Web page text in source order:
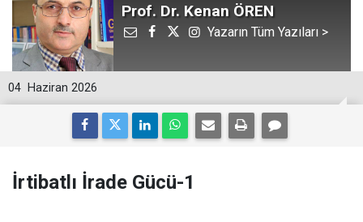
Prof. Dr. Kenan ÖREN
Yazarın Tüm Yazıları >
04 Haziran 2026
İrtibatlı İrade Gücü-1